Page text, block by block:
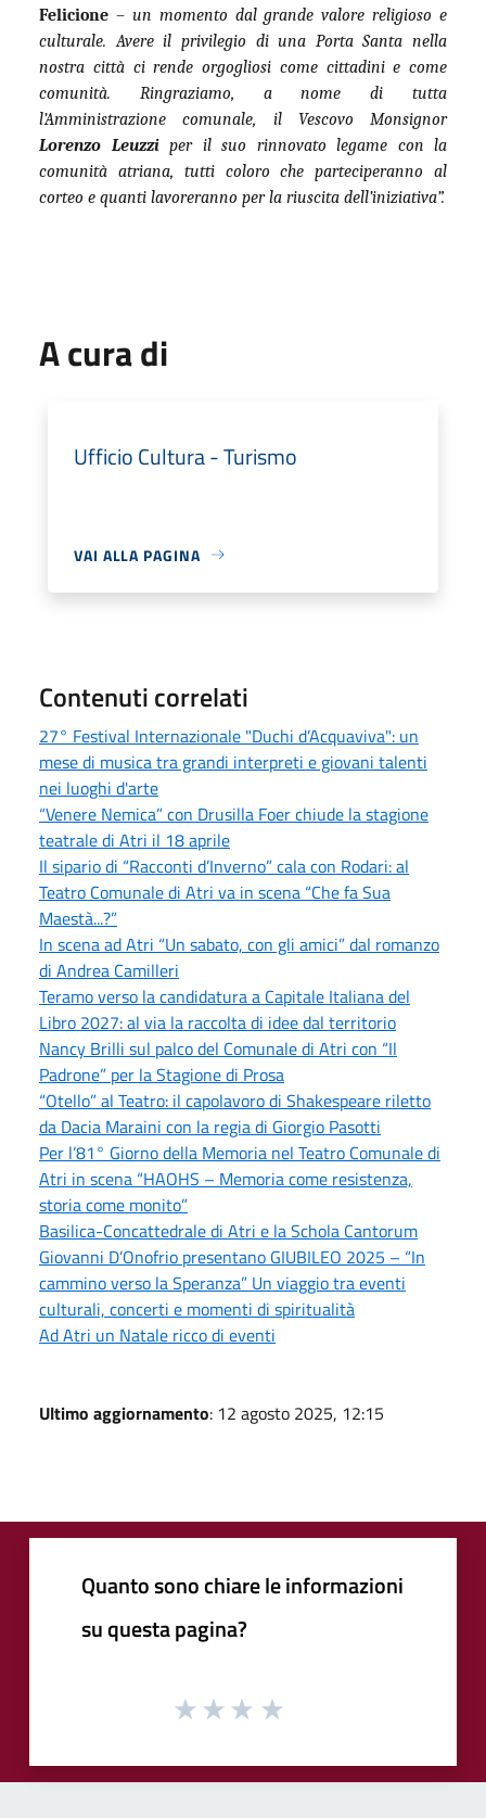
Felicione – un momento dal grande valore religioso e
culturale. Avere il privilegio di una Porta Santa nella
nostra città ci rende orgogliosi come cittadini e come
comunità. Ringraziamo, a nome di tutta
l’Amministrazione comunale, il Vescovo Monsignor
Lorenzo Leuzziper il suo rinnovato legame con la
comunità atriana, tutti coloro che parteciperanno al
corteo e quanti lavoreranno per la riuscita dell’iniziativa”.
A cura di
Ufficio Cultura - Turismo
VAI ALLA PAGINA
Contenuti correlati
27° Festival Internazionale "Duchi d’Acquaviva": un
mese di musica tra grandi interpreti e giovani talenti
nei luoghi d'arte
“Venere Nemica” con Drusilla Foer chiude la stagione
teatrale di Atri il 18 aprile
Il sipario di “Racconti d’Inverno” cala con Rodari: al
Teatro Comunale di Atri va in scena “Che fa Sua
Maestà...?”
In scena ad Atri “Un sabato, con gli amici” dal romanzo
di Andrea Camilleri
Teramo verso la candidatura a Capitale Italiana del
Libro 2027: al via la raccolta di idee dal territorio
Nancy Brilli sul palco del Comunale di Atri con “Il
Padrone” per la Stagione di Prosa
“Otello” al Teatro: il capolavoro di Shakespeare riletto
da Dacia Maraini con la regia di Giorgio Pasotti
Per l’81° Giorno della Memoria nel Teatro Comunale di
Atri in scena “HAOHS – Memoria come resistenza,
storia come monito”
Basilica-Concattedrale di Atri e la Schola Cantorum
Giovanni D’Onofrio presentano GIUBILEO 2025 – “In
cammino verso la Speranza” Un viaggio tra eventi
culturali, concerti e momenti di spiritualità
Ad Atri un Natale ricco di eventi
Ultimo aggiornamento: 12 agosto 2025, 12:15
Quanto sono chiare le informazioni
su questa pagina?